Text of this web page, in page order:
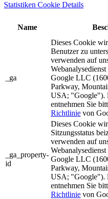
Statistiken Cookie Details
Name
_ga
Dieses Cookie
Benutzer zu
verwenden auf
Google LLC
Parkway,
USA; "Google").
entnehmen Sie
Richtlinie von
_ga_property-
id
Dieses Cookie
Sitzungsstatus
verwenden auf
Google LLC
Parkway,
USA; "Google").
entnehmen Sie
Richtlinie von